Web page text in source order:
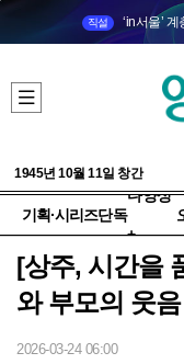
직설 ‘in서울’
1945년 10월 11일 창간
기획·시리즈단독
다양성
+
[상주, 시간을
와 부모의 웃
2026-03-24 06:00